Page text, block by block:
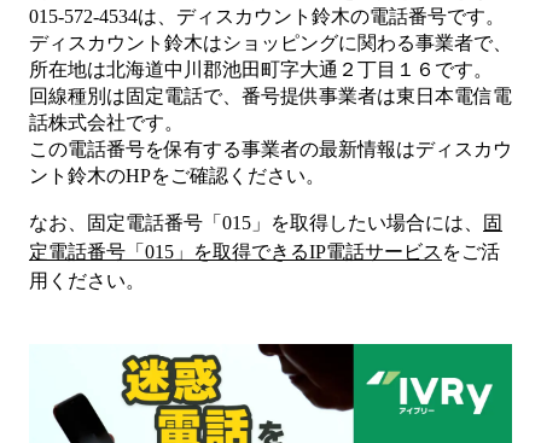
015-572-4534は、 ディスカウント鈴木の電話番号です。
ディスカウント鈴木はショッピングに関わる事業者で、
所在地は北海道中川郡池田町字大通２丁目１６ です。
回線種別は固定電話で、番号提供事業者は東日本電信電
話株式会社です。
この電話番号を保有する事業者の最新情報はディスカウ
ント鈴木のHPをご確認ください。
なお、固定電話番号「 015 」を取得したい場合には、
固
定電話番号「 015 」を取得できるIP電話サービス をご活
用ください。